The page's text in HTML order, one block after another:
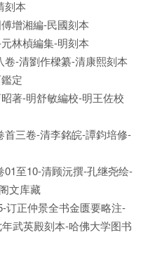
刻本
增湘編-民國刻本
林楨編集-明刻本
-清劉作樑纂-清康熙刻本
定
著-明舒敏編校-明王佐校
三卷-清李銘皖-譚鈞培修-
至10-清顾沅撰-孔继尧绘-
文库藏
订正仲景全书金匮要略注-
武英殿刻本-哈佛大学图书